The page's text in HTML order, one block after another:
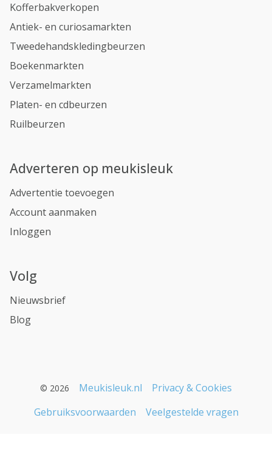
Kofferbakverkopen
Antiek- en curiosamarkten
Tweedehandskledingbeurzen
Boekenmarkten
Verzamelmarkten
Platen- en cdbeurzen
Ruilbeurzen
Adverteren op meukisleuk
Advertentie toevoegen
Account aanmaken
Inloggen
Volg
Nieuwsbrief
Blog
© 2026 Meukisleuk.nl
Privacy & Cookies
Gebruiksvoorwaarden
Veelgestelde vragen